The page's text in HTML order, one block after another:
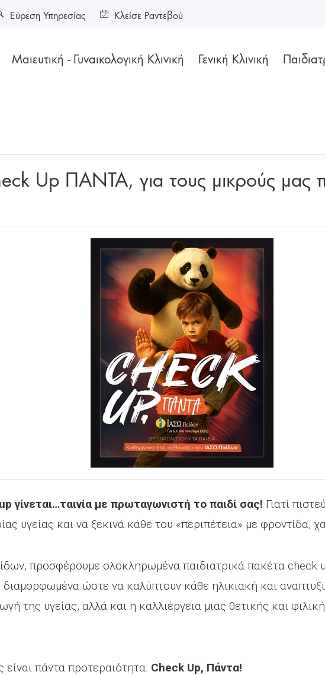
Μαιευτική - Γυναικολογική Κλινική Γενική Κλινική
Εύρεση Υπηρεσίας Κλείσε Ραντεβού
Up ΠΑΝΤΑ, για τους μικρούς μας
γίνεται…ταινία με πρωταγωνιστή το παιδί σας! Γιατί
υγείας και να ξεκινά κάθε του «περιπέτεια» με φροντίδα,
προσφέρουμε ολοκληρωμένα παιδιατρικά πακέτα check
διαμορφωμένα ώστε να καλύπτουν κάθε ηλικιακή και
της υγείας, αλλά και η καλλιέργεια μιας θετικής και
είναι πάντα προτεραιότητα. Check Up, Πάντα!